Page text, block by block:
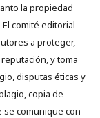
la propiedad
comité editorial
a proteger,
y toma
disputas éticas y
copia de
comunique con